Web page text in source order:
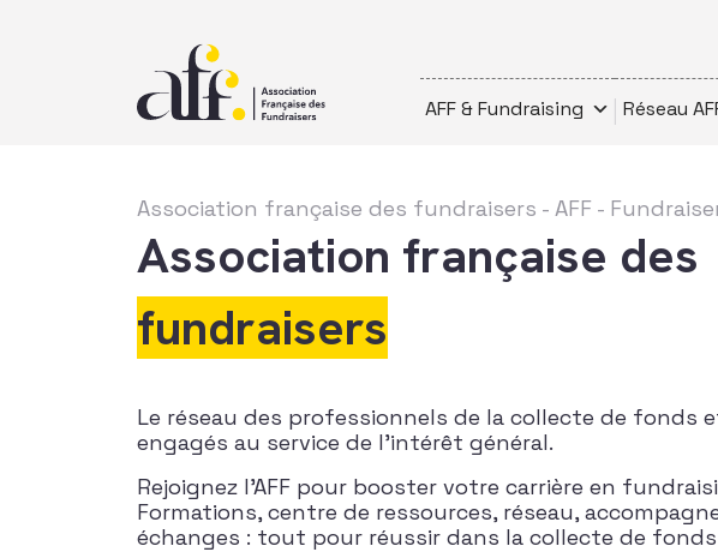
AFF & Fundraising Réseau
Association française des fundraisers - AFF -
Association française des
fundraisers
Le réseau des professionnels de la collecte de fonds
engagés au service de l’intérêt général.
Rejoignez l’AFF pour booster votre carrière en
Formations, centre de ressources, réseau,
échanges : tout pour réussir dans la collecte de